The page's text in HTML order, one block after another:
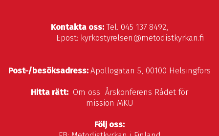
Kontakta oss:Tel. 045 137 8492,
Epost: kyrkostyrelsen@metodistkyrkan.fi
Post-/besöksadress:Apollogatan 5, 00100 Helsingfors
Hitta rätt: Om oss Årskonferens Rådet för
mission MKU
Följ oss: